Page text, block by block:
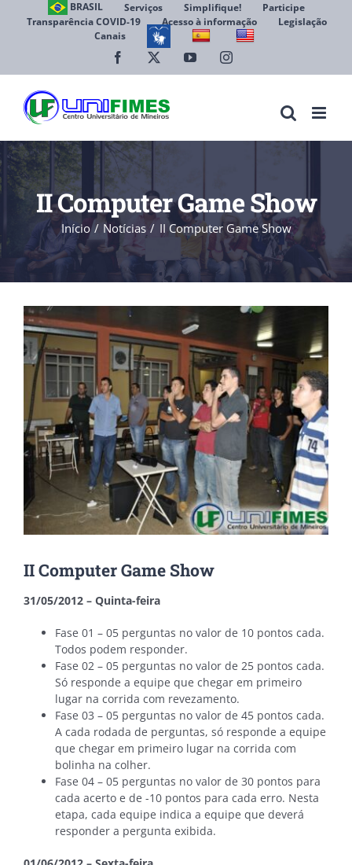
BRASIL Serviços Simplifique!
Participe
Transparência COVID-19
Acesso à informação
Legislação
Canais
Facebook YouTubeInstagram
II Computer Game Show
Início Notícias II Computer Game Show
View
Larger
Image
II Computer Game Show
31/05/2012 – Quinta-feira
Fase 01 – 05 perguntas no valor de 10 pontos cada.
Todos podem responder.
Fase 02 – 05 perguntas no valor de 25 pontos cada.
Só responde a equipe que chegar em primeiro
lugar na corrida com revezamento.
Fase 03 – 05 perguntas no valor de 45 pontos cada.
A cada rodada de perguntas, só responde a equipe
que chegar em primeiro lugar na corrida com
bolinha na colher.
Fase 04 – 05 perguntas no valor de 30 pontos para
cada acerto e de -10 pontos para cada erro. Nesta
etapa, cada equipe indica a equipe que deverá
responder a pergunta exibida.